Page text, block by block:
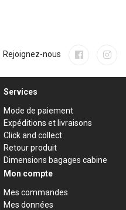
Rejoignez-nous
Services
Mode de paiement
Expéditions et livraisons
Click and collect
Retour produit
Dimensions bagages cabine
Mon compte
Mes commandes
Mes données